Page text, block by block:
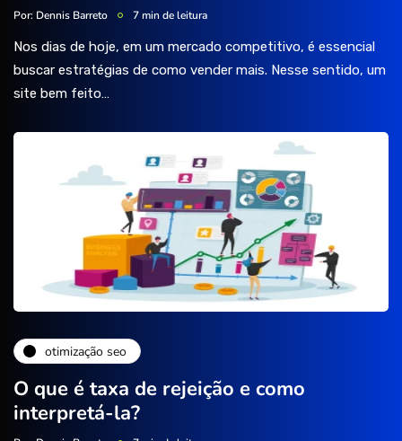
Por: Dennis Barreto 7 min de leitura
Nos dias de hoje, em um mercado competitivo, é essencial
buscar estratégias de como vender mais. Nesse sentido, um
site bem feito…
otimização seo
O que é taxa de rejeição e como
interpretá-la?